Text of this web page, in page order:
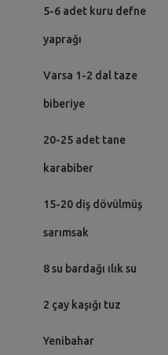
5-6 adet kuru defne
yaprağı
Varsa 1-2 dal taze
biberiye
20-25 adet tane
karabiber
15-20 diş dövülmüş
sarımsak
8 su bardağı ılık su
2 çay kaşığı tuz
Yenibahar